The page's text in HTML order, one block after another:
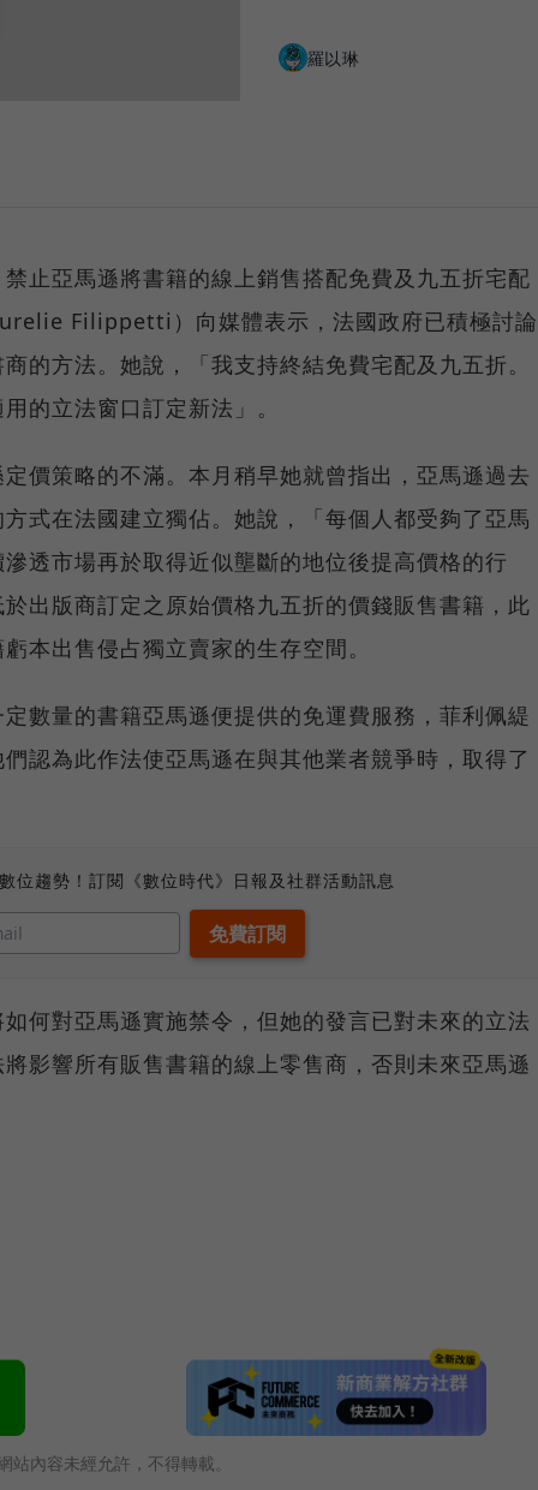
羅以琳
止亞馬遜將書籍的線上銷售搭配免費及九五折宅配
Filippetti）向媒體表示，法國政府已積極討論
的方法。她說，「我支持終結免費宅配及九五折。
的立法窗口訂定新法」。
價策略的不滿。本月稍早她就曾指出，亞馬遜過去
式在法國建立獨佔。她說，「每個人都受夠了亞馬
透市場再於取得近似壟斷的地位後提高價格的行
出版商訂定之原始價格九五折的價錢販售書籍，此
本出售侵占獨立賣家的生存空間。
數量的書籍亞馬遜便提供的免運費服務，菲利佩緹
認為此作法使亞馬遜在與其他業者競爭時，取得了
位趨勢！訂閱《數位時代》日報及社群活動訊息
何對亞馬遜實施禁令，但她的發言已對未來的立法
影響所有販售書籍的線上零售商，否則未來亞馬遜
站內容未經允許，不得轉載。